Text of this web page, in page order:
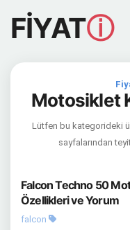
FİYATⓘ
Motosiklet
Lütfen bu kategorideki
sayfalarından
Falcon Techno 50
Özellikleri ve Yorum
falcon